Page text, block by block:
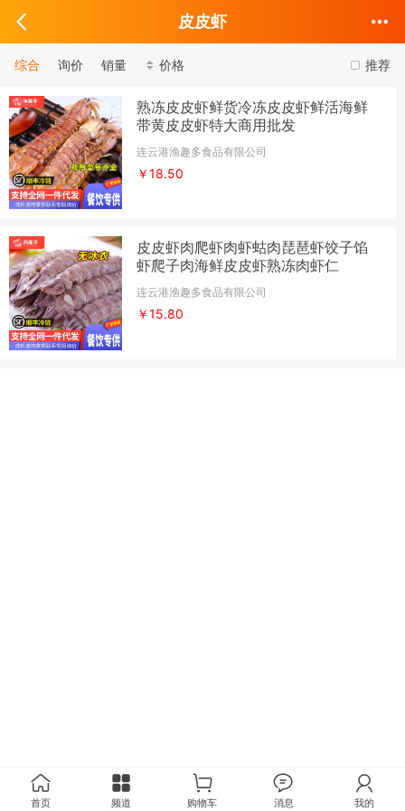
皮皮虾
推荐
综合 询价 销量 价格
熟冻皮皮虾鲜货冷冻皮皮虾鲜活海鲜
带黄皮皮虾特大商用批发
连云港渔趣多食品有限公司
￥18.50
皮皮虾肉爬虾肉虾蛄肉琵琶虾饺子馅
虾爬子肉海鲜皮皮虾熟冻肉虾仁
连云港渔趣多食品有限公司
￥15.80
首页 频道 购物车 消息 我的